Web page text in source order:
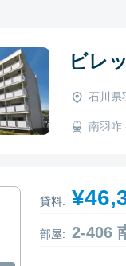
ビレ
石川県
南羽咋
貸料:
部屋: 2-406